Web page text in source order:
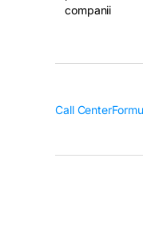
companii
Call Center